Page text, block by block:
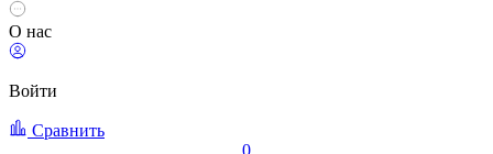
О нас
Войти
Сравнить
0